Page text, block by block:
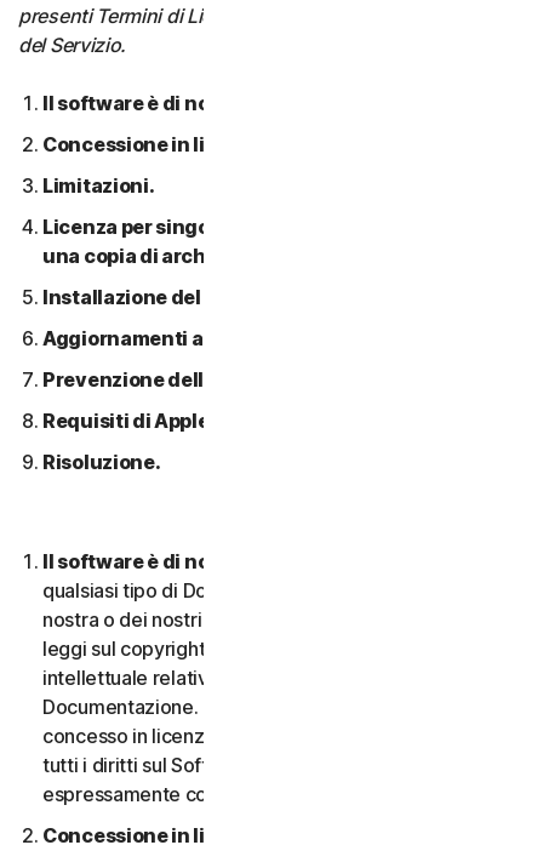
presenti Termini di Licenza si applicano anche all’utilizzo
del Servizio.
Il software è di nostra proprietà.
Concessione in licenza.
Limitazioni.
Licenza per singolo dispositivo; consentita solo
una copia di archivio o di backup.
Installazione del software.
Aggiornamenti automatici dei contenuti.
Prevenzione della pirateria software.
Requisiti di Apple.
Risoluzione.
Il software è di nostra proprietà.
qualsiasi tipo di Documentazione sono di proprietà
nostra o dei nostri licenziatari e sono protetti dalle
leggi sul copyright. Ciò include tutti i Diritti di proprietà
intellettuale relativi al Software e alla
Documentazione. Qualsiasi Software fornito da noi è
concesso in licenza e non venduto, e ci riserviamo
tutti i diritti sul Software e la Documentazione non
espressamente concessi nel CLS.
Concessione in licenza.